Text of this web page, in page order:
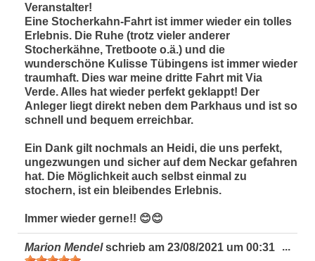
Veranstalter!
Eine Stocherkahn-Fahrt ist immer wieder ein tolles
Erlebnis. Die Ruhe (trotz vieler anderer
Stocherkähne, Tretboote o.ä.) und die
wunderschöne Kulisse Tübingens ist immer wieder
traumhaft. Dies war meine dritte Fahrt mit Via
Verde. Alles hat wieder perfekt geklappt! Der
Anleger liegt direkt neben dem Parkhaus und ist so
schnell und bequem erreichbar.
Ein Dank gilt nochmals an Heidi, die uns perfekt,
ungezwungen und sicher auf dem Neckar gefahren
hat. Die Möglichkeit auch selbst einmal zu
stochern, ist ein bleibendes Erlebnis.
Immer wieder gerne!! 😊😊
Marion Mendel schrieb am 23/08/2021 um 00:31 ...